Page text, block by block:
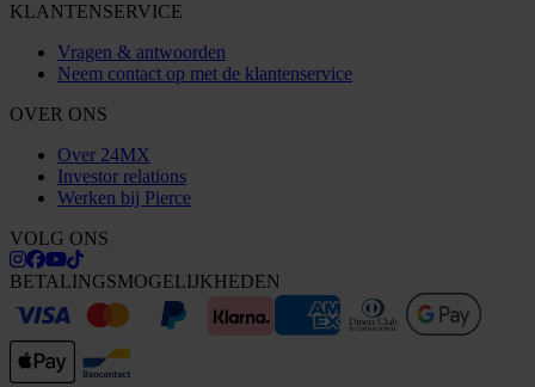
KLANTENSERVICE
Vragen & antwoorden
Neem contact op met de klantenservice
OVER ONS
Over 24MX
Investor relations
Werken bij Pierce
VOLG ONS
BETALINGSMOGELIJKHEDEN